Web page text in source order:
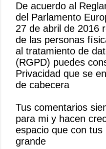
P
u
b
l
i
c
a
u
n
c
o
De acuerdo al
del Parlamento
27 de abril de 2016
de las personas
al tratamiento de
(RGPD) puedes
Privacidad que se
de cabecera
Tus comentarios
para mi y hacen
espacio que con tus
grande